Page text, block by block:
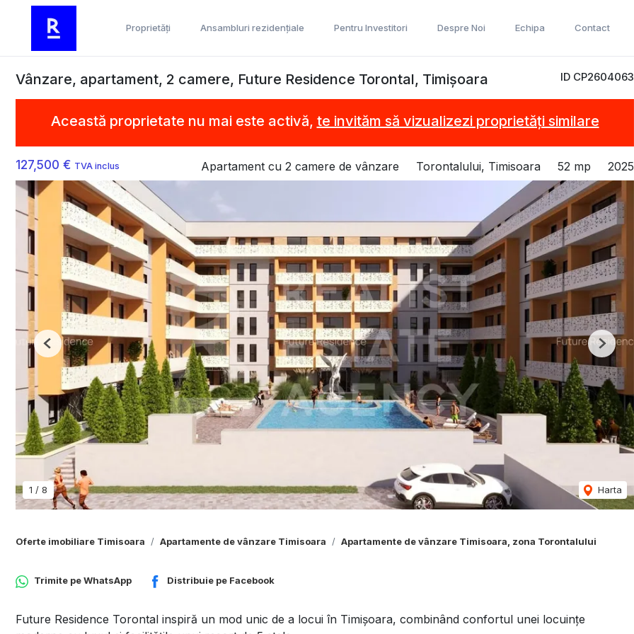
Proprietăți Ansambluri rezidențiale Pentru Investitori Despre Noi Echipa Contact
ID CP2604063
Vânzare, apartament, 2 camere, Future Residence Torontal, Timișoara
Această proprietate nu mai este activă, te invităm să vizualizezi proprietăți similare
127,500 € TVA inclus Apartament cu 2 camere de vânzare Torontalului, Timisoara 52 mp 2025
1 / 8 Harta
Previous Next
Oferte imobiliare Timisoara Apartamente de vânzare Timisoara Apartamente de vânzare Timisoara, zona Torontalului
Trimite peWhatsApp Distribuie pe Facebook
Future Residence Torontal inspiră un mod unic de a locui în Timișoara, combinând confortul unei locuințe